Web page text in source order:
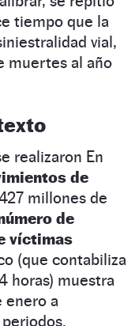
tiempo que la
vial,
muertes al año
realizaron En
de
millones de
de
víctimas
(que contabiliza
horas) muestra
enero a